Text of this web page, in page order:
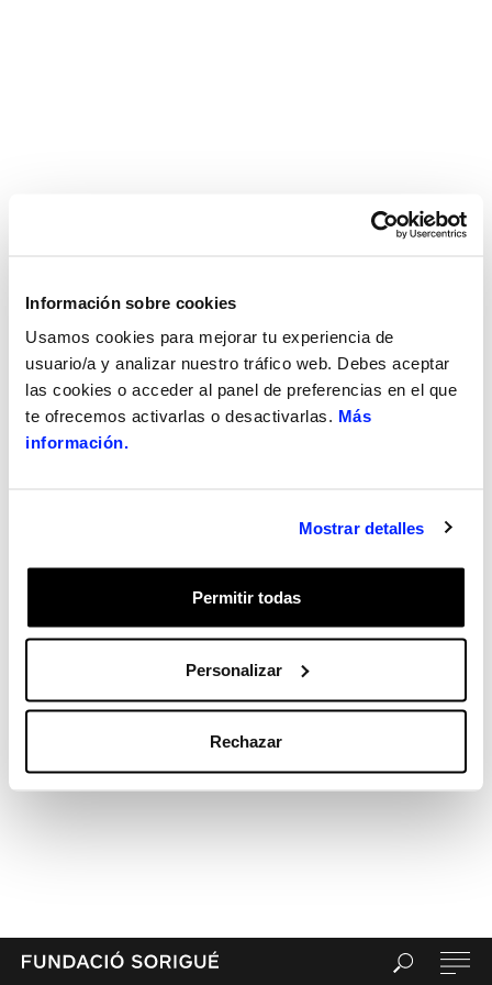
Información sobre cookies
Usamos cookies para mejorar tu experiencia de
usuario/a y analizar nuestro tráfico web. Debes aceptar
las cookies o acceder al panel de preferencias en el que
te ofrecemos activarlas o desactivarlas. Más
información.
Mostrar detalles
Permitir todas
Personalizar
Rechazar